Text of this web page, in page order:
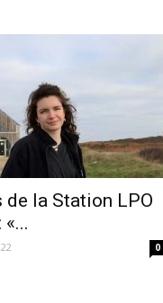
de la Station LPO
0